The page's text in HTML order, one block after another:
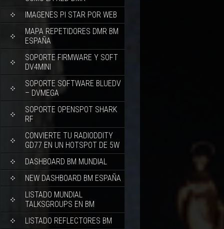
IMAGENES PI STAR POR WEB
MAPA REPETIDORES DMR BM
ESPAÑA
SOPORTE FIRMWARE Y SOFT
DV4MINI
SOPORTE SOFTWARE BLUEDV
– DVMEGA
SOPORTE OPENSPOT SHARK
RF
CONVIERTE TU RADIODDITY
GD77 EN UN HOTSPOT DE 5W
DASHBOARD BM MUNDIAL
NEW DASHBOARD BM ESPAÑA
LISTADO MUNDIAL
TALKSGROUPS EN BM
LISTADO REFLECTORES BM